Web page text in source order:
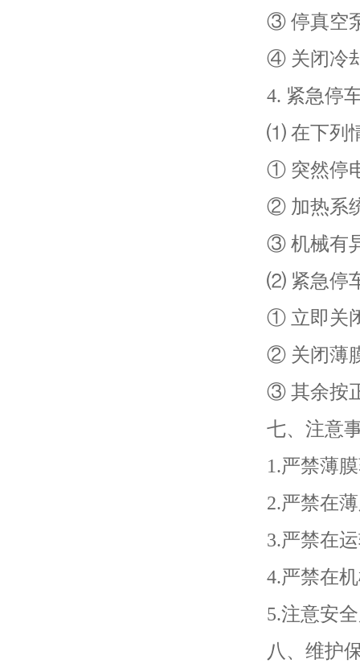
③ 停真空
④ 关闭冷
4. 紧急停
⑴ 在下列
① 突然停
② 加热系
③ 机械有
⑵ 紧急停
① 立即关
② 关闭薄
③ 其余按
七、注意
1.严禁薄
2.严禁在
3.严禁在
4.严禁在
5.注意安
八、维护